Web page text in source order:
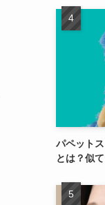
パペット
とは？似